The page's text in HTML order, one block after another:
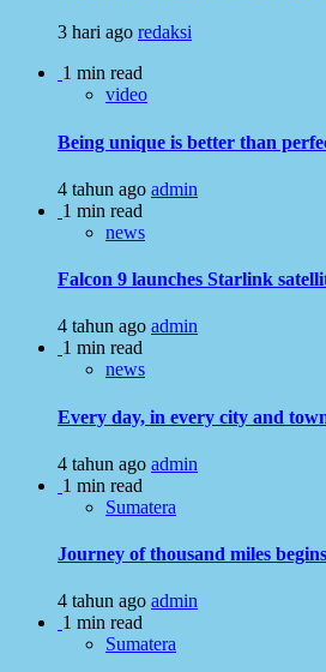
3 hari ago redaksi
1 min read
video
Being unique is better than
4 tahun ago admin
1 min read
news
Falcon 9 launches Starlink
4 tahun ago admin
1 min read
news
Every day, in every city and
4 tahun ago admin
1 min read
Sumatera
Journey of thousand miles
4 tahun ago admin
1 min read
Sumatera